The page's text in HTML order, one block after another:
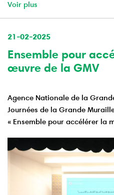
Voir plus
21-02-2025
Ensemble pour
œuvre de la GMV
Agence Nationale de la
Journées de la Grande
« Ensemble pour accélérer la